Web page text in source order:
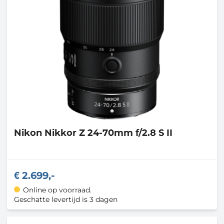
Nikon Nikkor Z 24-70mm f/2.8 S II
2.699,-
Online op voorraad.
Geschatte levertijd is 3 dagen